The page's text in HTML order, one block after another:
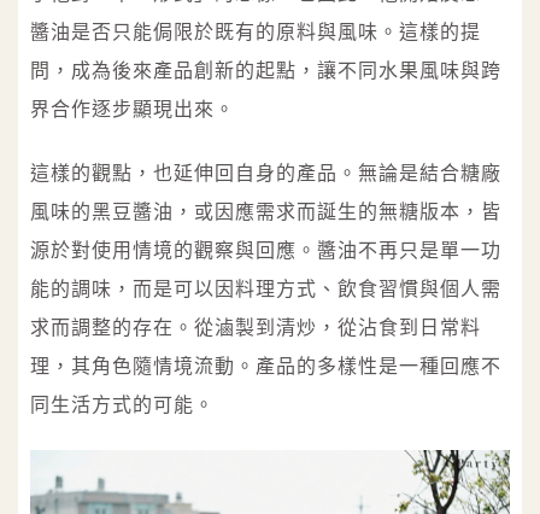
醬油是否只能侷限於既有的原料與風味。這樣的提
問，成為後來產品創新的起點，讓不同水果風味與跨
界合作逐步顯現出來。
這樣的觀點，也延伸回自身的產品。無論是結合糖廠
風味的黑豆醬油，或因應需求而誕生的無糖版本，皆
源於對使用情境的觀察與回應。醬油不再只是單一功
能的調味，而是可以因料理方式、飲食習慣與個人需
求而調整的存在。從滷製到清炒，從沾食到日常料
理，其角色隨情境流動。產品的多樣性是一種回應不
同生活方式的可能。